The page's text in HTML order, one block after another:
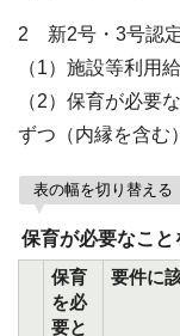
2 新2号・3号認
（1）施設等利用
（2）保育が必要
ずつ（内縁を含
表の幅を切り替える
保育が必要な
保育
を必
要と
要件に